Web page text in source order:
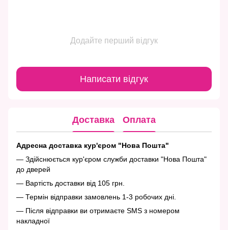
Додайте перший відгук
Написати відгук
Доставка Оплата
Адресна доставка кур'єром "Нова Пошта"
— Здійснюється кур'єром служби доставки "Нова Пошта"
до дверей
— Вартість доставки від 105 грн.
— Термін відправки замовлень 1-3 робочих дні.
— Після відправки ви отримаєте SMS з номером
накладної